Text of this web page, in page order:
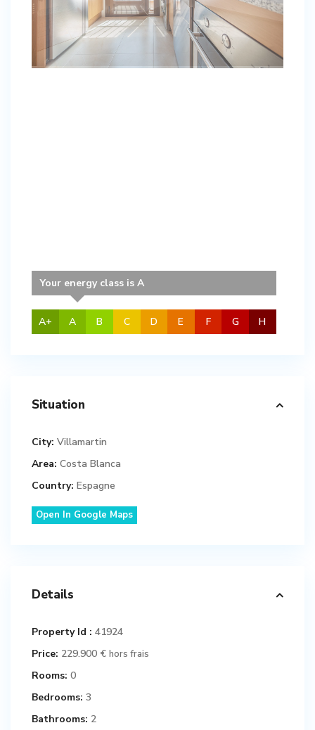
A+
Your energy class is A
A B C D E F G H
Situation
City: Villamartin
Area: Costa Blanca
Country: Espagne
Open In Google Maps
Details
Property Id : 41924
Price: 229.900 € hors frais
Rooms: 0
Bedrooms: 3
Bathrooms: 2